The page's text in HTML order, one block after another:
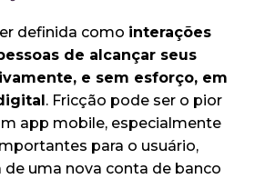
definida como interações
de alcançar seus
e sem esforço, em
. Fricção pode ser o pior
app mobile, especialmente
para o usuário,
uma nova conta de banco